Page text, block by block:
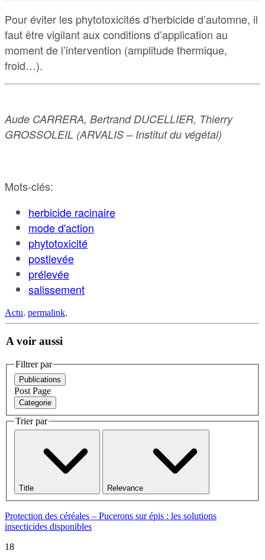
Pour éviter les phytotoxicités d’herbicide d’automne, il
faut être vigilant aux conditions d’application au
moment de l’intervention (amplitude thermique,
froid…).
Aude CARRERA, Bertrand DUCELLIER, Thierry
GROSSOLEIL (ARVALIS – Institut du végétal)
Mots-clés:
herbicide racinaire
mode d'action
phytotoxicité
postlevée
prélevée
salissement
Actu. permalink.
A voir aussi
Filtrer par
Publications
Post Page
Categorie
Trier par
Title Relevance
Protection des céréales – Pucerons sur épis : les solutions
insecticides disponibles
18